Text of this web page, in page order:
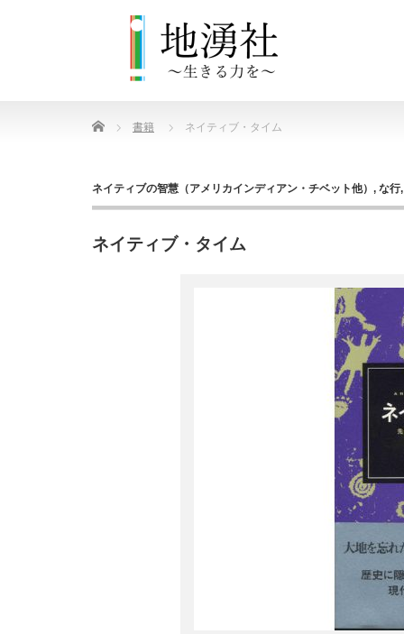
Home 書籍 ネイティブ・タイム
ネイティブの智慧（アメリカインディアン・チベット他） , な行
ネイティブ・タイム